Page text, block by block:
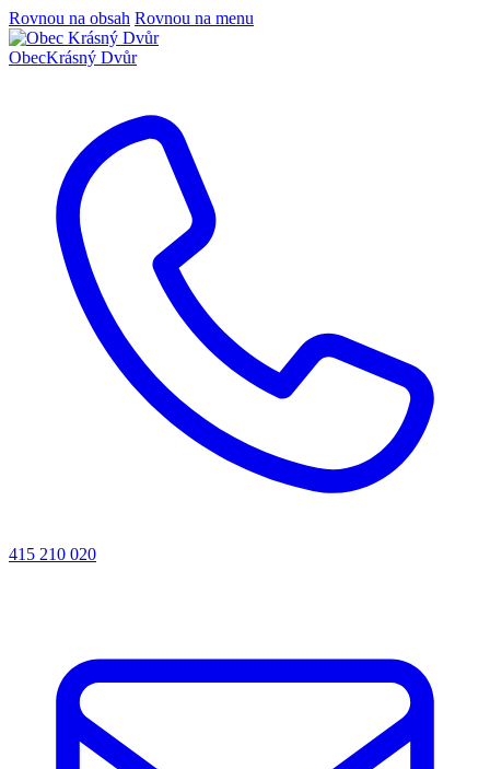
Rovnou na obsah Rovnou na menu
ObecKrásný Dvůr
415 210 020